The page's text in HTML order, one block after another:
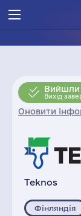
Вийшли
Вихід
Оновити
Teknos
Фінляндія